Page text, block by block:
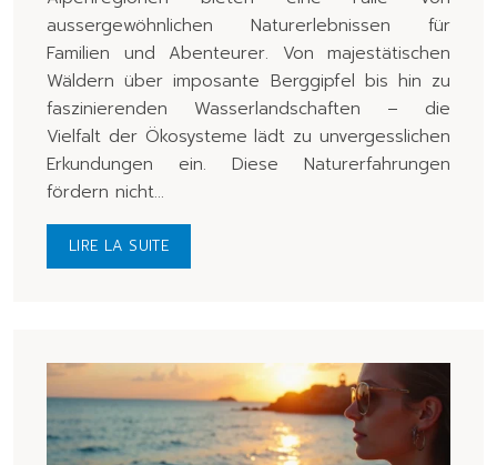
aussergewöhnlichen Naturerlebnissen für
Familien und Abenteurer. Von majestätischen
Wäldern über imposante Berggipfel bis hin zu
faszinierenden Wasserlandschaften – die
Vielfalt der Ökosysteme lädt zu unvergesslichen
Erkundungen ein. Diese Naturerfahrungen
fördern nicht…
LIRE LA SUITE